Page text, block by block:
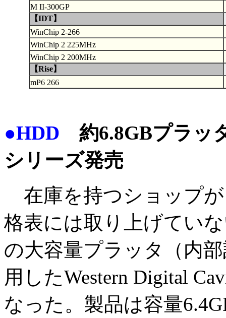
M II-300GP
【IDT】
WinChip 2-266
WinChip 2 225MHz
WinChip 2 200MHz
【Rise】
mP6 266
●HDD 約6.8GBプラッ
シリーズ発売
在庫を持つショップ
格表には取り上げてい
の大容量プラッタ（内
用したWestern Digital
なった。製品は容量